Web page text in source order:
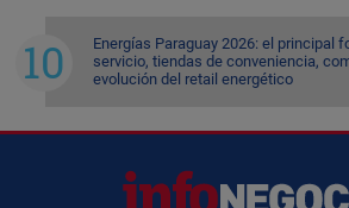
Energías Paraguay 2026: el principal
servicio, tiendas de conveniencia,
evolución del retail energético